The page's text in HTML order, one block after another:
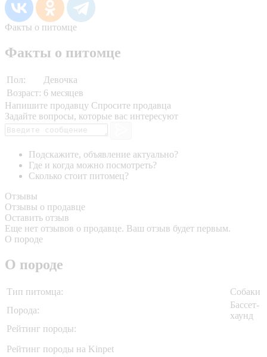
Факты о питомце
Факты о питомце
Пол:
Девочка
Возраст: 6 месяцев
Напишите продавцу Спросите продавца
Задайте вопросы, которые вас интересуют
Подскажите, объявление актуально?
Где и когда можно посмотреть?
Сколько стоит питомец?
Отзывы
Отзывы о продавце
Оставить отзыв
Еще нет отзывов о продавце. Ваш отзыв будет первым.
О породе
О породе
Тип питомца:
Собаки
Порода:
Бассет-
хаунд
Рейтинг породы:
Рейтинг породы на Kinpet